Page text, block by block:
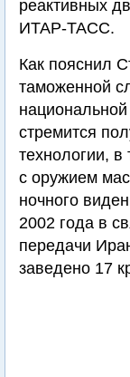
реактивных
ИТАР-ТАСС.
Как пояснил
таможенной
стремится
технологии,
с оружием
ночного
2002 года в
передачи
заведено 17